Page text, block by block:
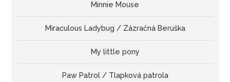
Minnie Mouse
Miraculous Ladybug / Zázračná Beruška
My little pony
Paw Patrol / Tlapková patrola